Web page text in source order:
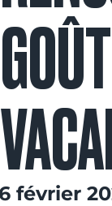
février